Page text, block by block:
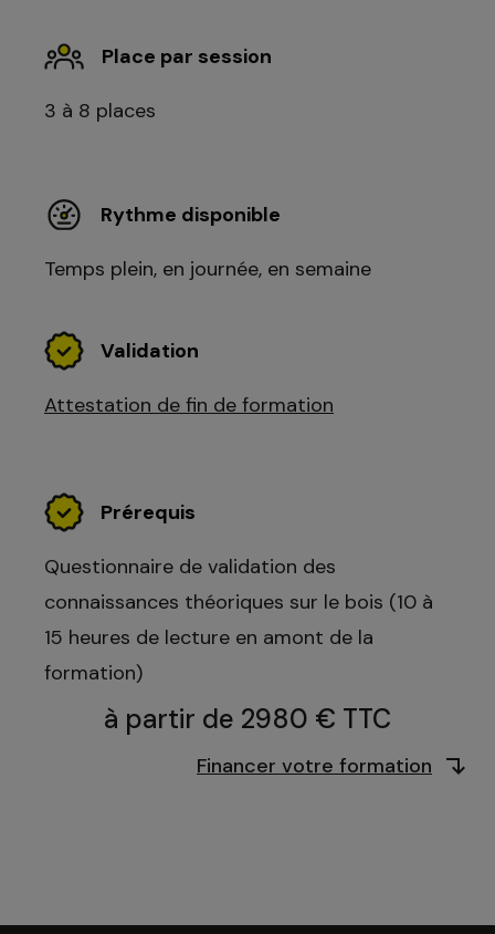
Place par session
3 à 8 places
Rythme disponible
Temps plein, en journée, en semaine
Validation
Attestation de fin de formation
Prérequis
Questionnaire de validation des
connaissances théoriques sur le bois (10 à
15 heures de lecture en amont de la
formation)
à partir de 2980 € TTC
Financer votre formation